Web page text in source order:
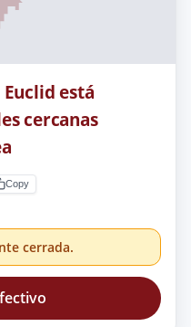
está
cercanas
Copy
cerrada.